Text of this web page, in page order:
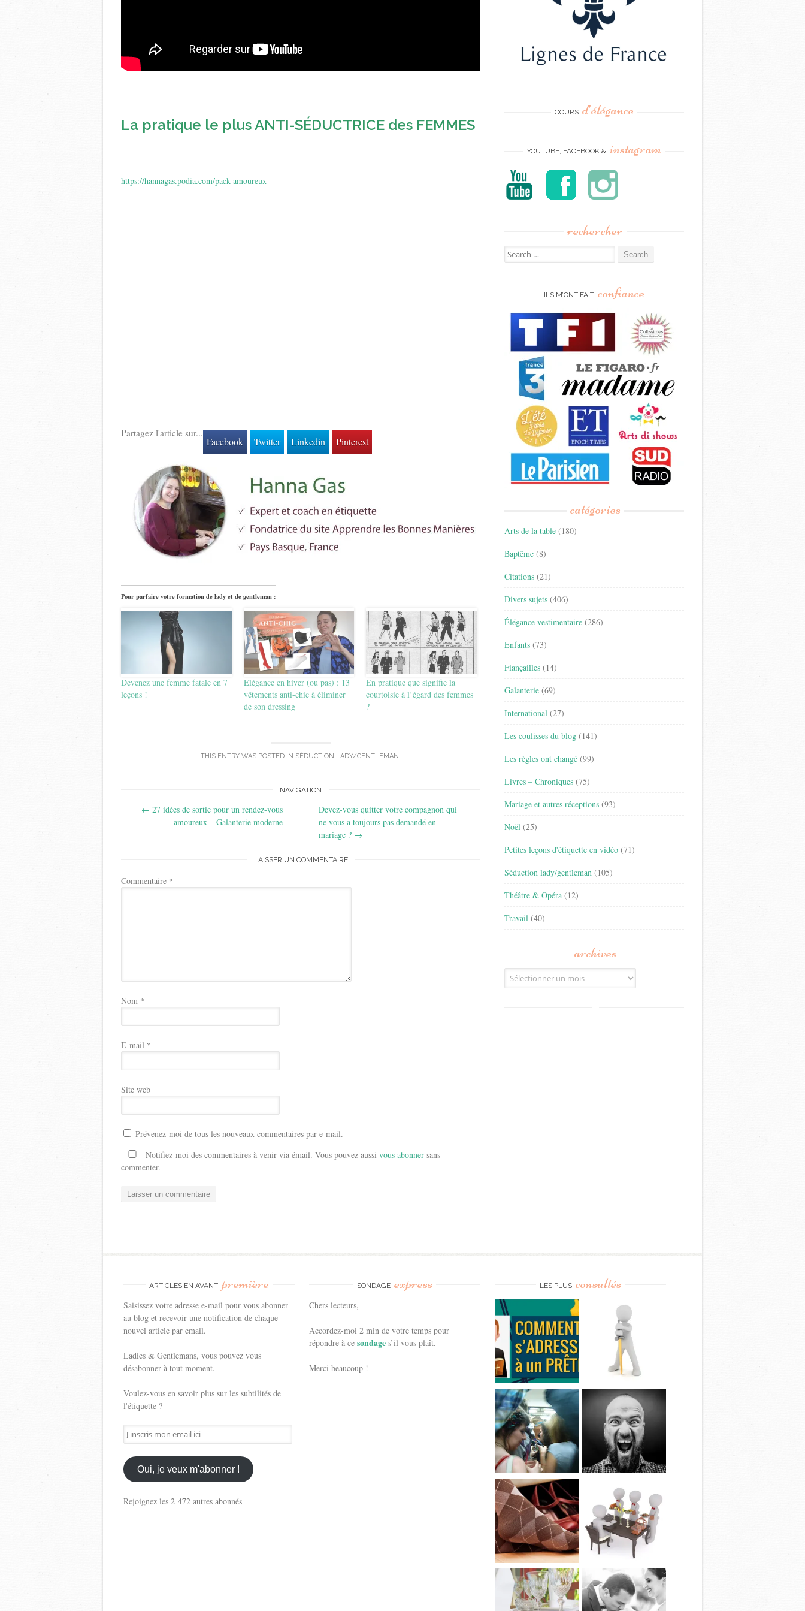
La pratique le plus ANTI-SÉDUCTRICE des FEMMES
https://hannagas.podia.com/pack-amoureux
Partagez l'article sur...
Facebook Twitter Linkedin Pinterest
Pour parfaire votre formation de lady et de gentleman :
Devenez une femme fatale en 7
leçons !
Elégance en hiver (ou pas) : 13
vêtements anti-chic à éliminer
de son dressing
En pratique que signifie la
courtoisie à l’égard des femmes
?
THIS ENTRY WAS POSTED IN SÉDUCTION LADY/GENTLEMAN .
navigation
NAVIGATION
← 27 idées de sortie pour un rendez-vous
amoureux – Galanterie moderne
Devez-vous quitter votre compagnon qui
ne vous a toujours pas demandé en
mariage ? →
LAISSER UN COMMENTAIRE
Commentaire *
Nom *
E-mail *
Site web
Prévenez-moi de tous les nouveaux commentaires par e-mail.
Notifiez-moi des commentaires à venir via émail. Vous pouvez aussi vous abonner sans
commenter.
COURS d’élégance
YOUTUBE, FACEBOOK & instagram
rechercher
Search
for:
ILS M’ONT FAIT confiance
catégories
Arts de la table (180)
Baptême (8)
Citations (21)
Divers sujets (406)
Élégance vestimentaire (286)
Enfants (73)
Fiançailles (14)
Galanterie (69)
International (27)
Les coulisses du blog (141)
Les règles ont changé (99)
Livres – Chroniques (75)
Mariage et autres réceptions (93)
Noël (25)
Petites leçons d'étiquette en vidéo (71)
Séduction lady/gentleman (105)
Théâtre & Opéra (12)
Travail (40)
archives
Archives
ARTICLES EN AVANT première
Saisissez votre adresse e-mail pour vous abonner
au blog et recevoir une notification de chaque
nouvel article par email.
Ladies & Gentlemans, vous pouvez vous
désabonner à tout moment.
Voulez-vous en savoir plus sur les subtilités de
l'étiquette ?
J'inscris
mon
email
ici
Oui, je veux m'abonner !
Rejoignez les 2 472 autres abonnés
SONDAGE express
Chers lecteurs,
Accordez-moi 2 min de votre temps pour
répondre à cesondages’il vous plaît.
Merci beaucoup !
LES PLUS consultés